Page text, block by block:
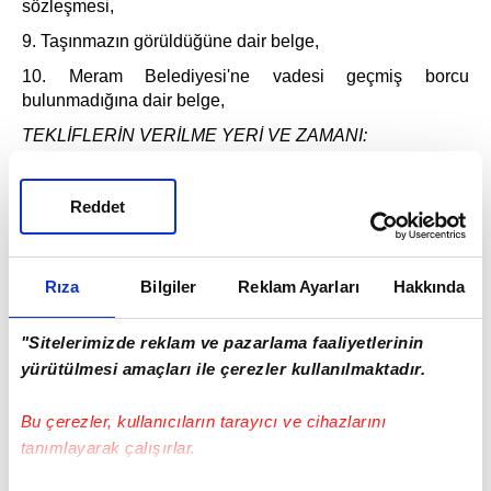
Rıza Bilgiler Reklam Ayarları Hakkında
"Sitelerimizde reklam ve pazarlama faaliyetlerinin
yürütülmesi amaçları ile çerezler kullanılmaktadır.
Bu çerezler, kullanıcıların tarayıcı ve cihazlarını
tanımlayarak çalışırlar.
Reddet
sözleşmesi,
9. Taşınmazın görüldüğüne dair belge,
10. Meram Belediyesi'ne vadesi geçmiş borcu
bulunmadığına dair belge,
TEKLİFLERİN VERİLME YERİ VE ZAMANI:
yatırmaları ve ihale evraklarının BelediyemizGelirler
Müdürlüğü'ne dosya halinde teslim etmeleri
Saat ayarında Türkiye Radyo ve Televizyon ( TRT )
ÖDEME ŞEKLİ:
bedeli üzerinden hesaplanan damga vergisi, kati teminat
ve ihaleden kaynaklanan diğer masraflar peşin